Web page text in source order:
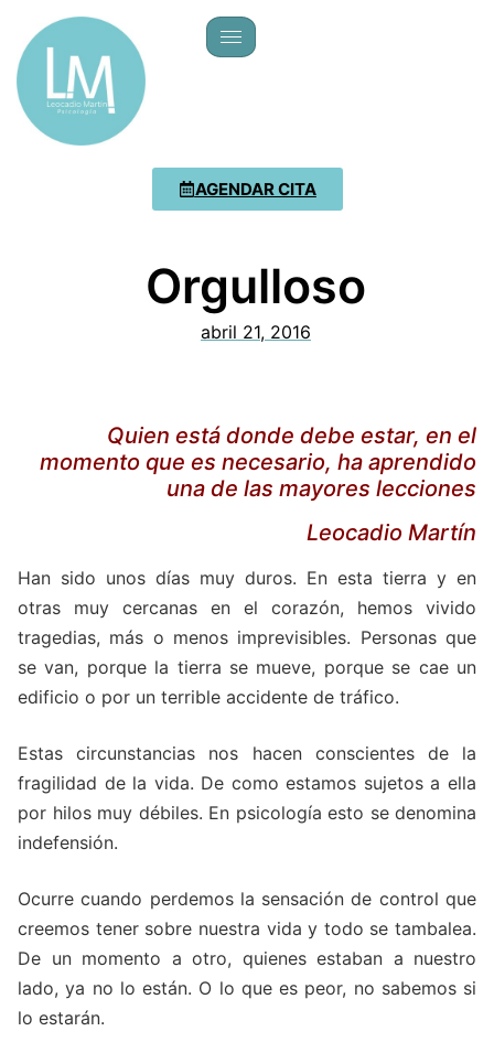
AGENDAR CITA
Orgulloso
abril 21, 2016
Quien está donde debe estar, en el
momento que es necesario, ha aprendido
una de las mayores lecciones
Leocadio Martín
Han sido unos días muy duros. En esta tierra y en
otras muy cercanas en el corazón, hemos vivido
tragedias, más o menos imprevisibles. Personas que
se van, porque la tierra se mueve, porque se cae un
edificio o por un terrible accidente de tráfico.
Estas circunstancias nos hacen conscientes de la
fragilidad de la vida. De como estamos sujetos a ella
por hilos muy débiles. En psicología esto se denomina
indefensión.
Ocurre cuando perdemos la sensación de control que
creemos tener sobre nuestra vida y todo se tambalea.
De un momento a otro, quienes estaban a nuestro
lado, ya no lo están. O lo que es peor, no sabemos si
lo estarán.